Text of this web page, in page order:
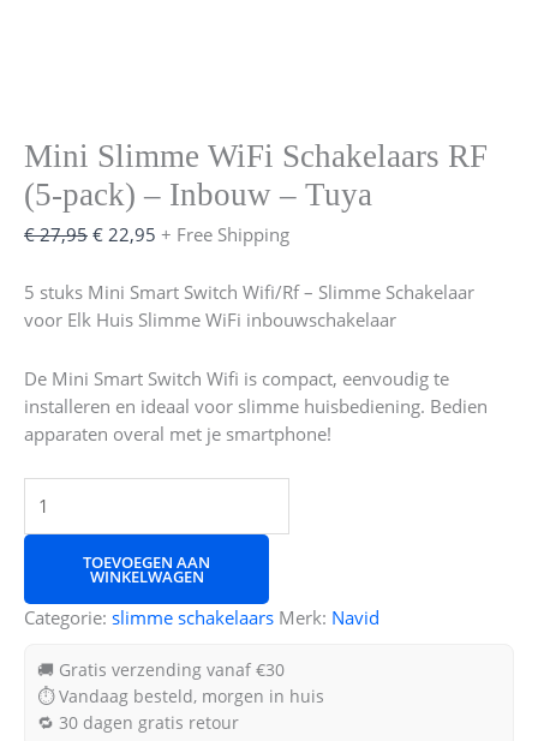
Mini Slimme WiFi Schakelaars RF
(5-pack) – Inbouw – Tuya
€27,95 € 22,95 + Free Shipping
5 stuks Mini Smart Switch Wifi/Rf – Slimme Schakelaar
voor Elk Huis Slimme WiFi inbouwschakelaar
De Mini Smart Switch Wifi is compact, eenvoudig te
installeren en ideaal voor slimme huisbediening. Bedien
apparaten overal met je smartphone!
TOEVOEGEN AAN
WINKELWAGEN
Categorie: slimme schakelaars Merk: Navid
🚚 Gratis verzending vanaf €30
⏱ Vandaag besteld, morgen in huis
🔁 30 dagen gratis retour